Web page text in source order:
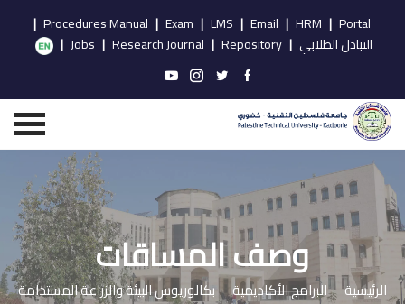
Portal
|
HRM
|
Email
|
LMS
|
Exam
|
Procedures Manual
|
التبادل الطلابي |
Repository
|
Research Journal
|
Jobs
|
وصف المساقات
الرئيسية البرامج الأكاديمية بكالوريوس البيئة والزراعة المستدامة